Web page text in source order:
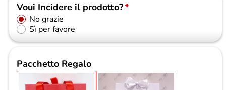
Voui Incidere il prodotto?
No grazie
Sì per favore
Pacchetto Regalo